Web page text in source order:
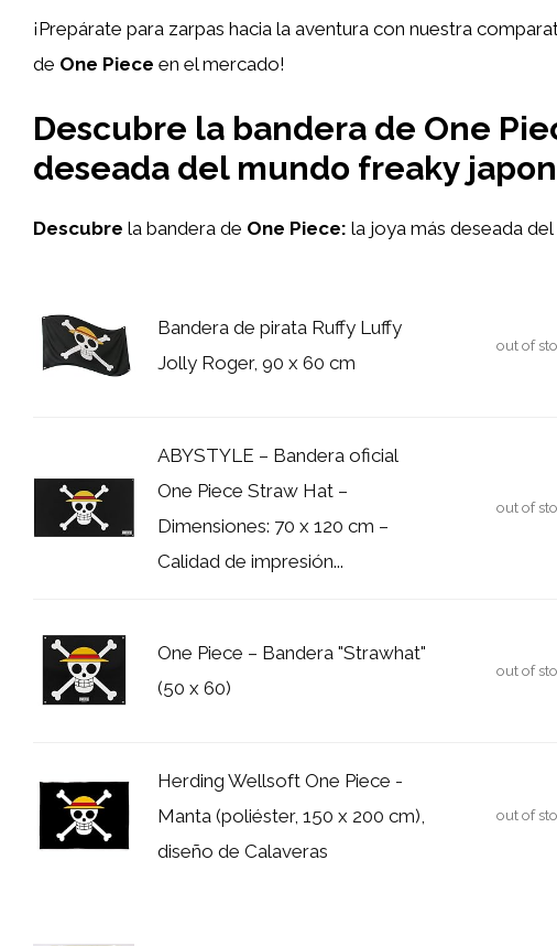
¡Prepárate para zarpas hacia la aventura con nuestra
de One Piece en el mercado!
Descubre la bandera de One
deseada del mundo freaky
Descubre la bandera de One Piece: la joya más deseada
Bandera de pirata Ruffy Luffy
Jolly Roger, 90 x 60 cm
out of
ABYSTYLE – Bandera oficial
One Piece Straw Hat –
Dimensiones: 70 x 120 cm –
Calidad de impresión...
out of
One Piece – Bandera "Strawhat"
(50 x 60)
out of
Herding Wellsoft One Piece -
Manta (poliéster, 150 x 200 cm),
diseño de Calaveras
out of